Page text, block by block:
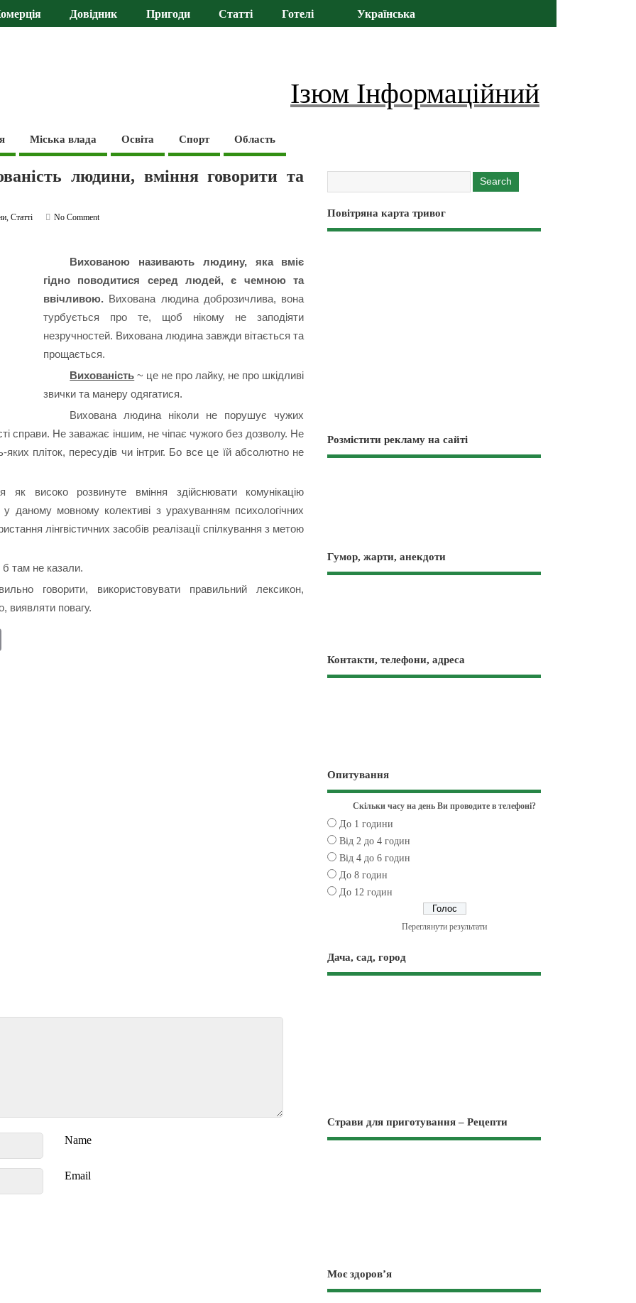
Довідник Пригоди Статті Готелі Українська
Ізюм Інформаційний
Міська влада Освіта Спорт Область
людини, вміння говорити та
,Статті
No Comment
Вихованою називають людину, яка вміє
гідно поводитися серед людей, є чемною та
ввічливою.Вихована людина доброзичлива, вона
турбується про те, щоб нікому не заподіяти
незручностей. Вихована людина завжди вітається та
прощається.
Вихованість ~ це не про лайку, не про шкідливі
звички та манеру одягатися.
Вихована людина ніколи не порушує чужих
справи. Не заважає іншим, не чіпає чужого без дозволу. Не
пліток, пересудів чи інтриг. Бо все це їй абсолютно не
як високо розвинуте вміння здійснювати комунікацію
даному мовному колективі з урахуванням психологічних
лінгвістичних засобів реалізації спілкування з метою
там не казали.
говорити, використовувати правильний лексикон,
виявляти повагу.
Name
Email
Повітряна карта тривог
Розмістити рекламу на сайті
Гумор, жарти, анекдоти
Контакти, телефони, адреса
Опитування
Скільки часу на день Ви проводите в телефоні?
До 1 години
Від 2 до 4 годин
Від 4 до 6 годин
До 8 годин
До 12 годин
Переглянути результати
Дача, сад, город
Страви для приготування – Рецепти
Моє здоров’я